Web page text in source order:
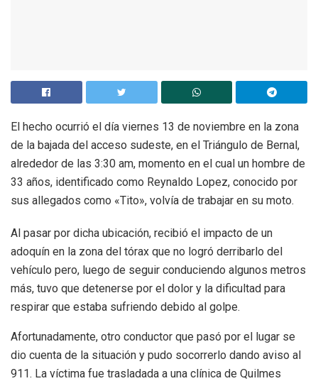
El hecho ocurrió el día viernes 13 de noviembre en la zona
de la bajada del acceso sudeste, en el Triángulo de Bernal,
alrededor de las 3:30 am, momento en el cual un hombre de
33 años, identificado como Reynaldo Lopez, conocido por
sus allegados como «Tito», volvía de trabajar en su moto.
Al pasar por dicha ubicación, recibió el impacto de un
adoquín en la zona del tórax que no logró derribarlo del
vehículo pero, luego de seguir conduciendo algunos metros
más, tuvo que detenerse por el dolor y la dificultad para
respirar que estaba sufriendo debido al golpe.
Afortunadamente, otro conductor que pasó por el lugar se
dio cuenta de la situación y pudo socorrerlo dando aviso al
911. La víctima fue trasladada a una clínica de Quilmes